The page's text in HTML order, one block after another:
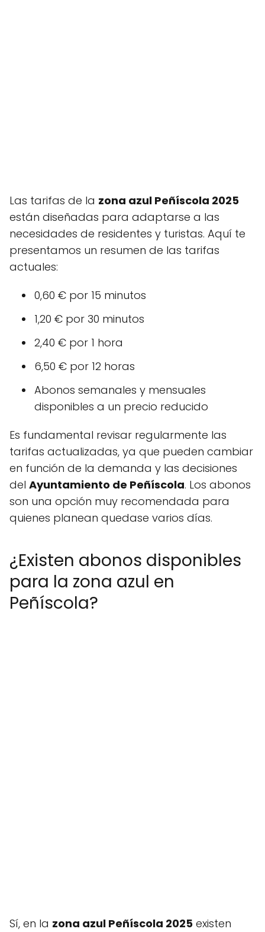
Las tarifas de la zona azul Peñíscola 2025
están diseñadas para adaptarse a las
necesidades de residentes y turistas. Aquí te
presentamos un resumen de las tarifas
actuales:
0,60 € por 15 minutos
1,20 € por 30 minutos
2,40 € por 1 hora
6,50 € por 12 horas
Abonos semanales y mensuales
disponibles a un precio reducido
Es fundamental revisar regularmente las
tarifas actualizadas, ya que pueden cambiar
en función de la demanda y las decisiones
del Ayuntamiento de Peñíscola. Los abonos
son una opción muy recomendada para
quienes planean quedase varios días.
¿Existen abonos disponibles
para la zona azul en
Peñíscola?
Sí, en la zona azul Peñíscola 2025 existen